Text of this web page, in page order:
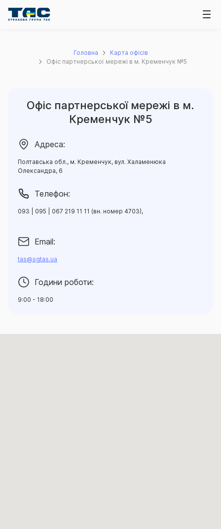
Головна
Карта офісів
Офіс партнерської мережі в м. Кременчук №5
Офіс партнерської мережі в м.
Кременчук №5
Адреса:
Полтавська обл., м. Кременчук, вул. Халаменюка
Олександра, 6
Телефон:
093 | 095 | 067 219 11 11 (вн. номер 4703),
Email:
tas@sgtas.ua
Години роботи:
9:00 - 18:00